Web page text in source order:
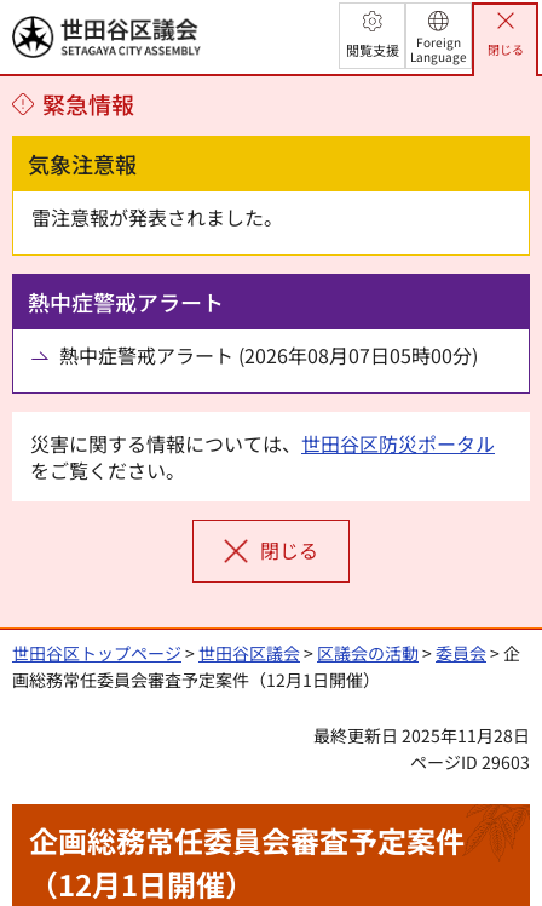
世田谷区議会
閲覧支援
Foreign
Language
閉じる
緊急情報
気象注意報
雷注意報が発表されました。
熱中症警戒アラート
熱中症警戒アラート (2026年08月07日05時00分)
災害に関する情報については、 世田谷区防災ポータル
をご覧ください。
閉じる
世田谷区トップページ >世田谷区議会> 区議会の活動>委員会> 企
画総務常任委員会審査予定案件（12月1日開催）
最終更新日 2025年11月28日
ページID 29603
企画総務常任委員会審査予定案件
（12月1日開催）